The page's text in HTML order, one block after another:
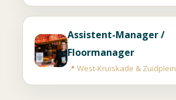
Assistent-Manager /
Floormanager
📍 West-Kruiskade & Zuidplein